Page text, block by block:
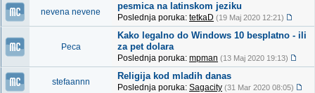
nevena nevene
pesmica na latinskom jeziku
Poslednja poruka: tetkaD (19 Maj 2020 12:21)
Peca
Kako legalno do Windows 10 besplatno - ili
za pet dolara
Poslednja poruka: mpman (13 Maj 2020 19:13)
stefaannn
Religija kod mladih danas
Poslednja poruka: Sagacity (31 Mar 2020 08:05)